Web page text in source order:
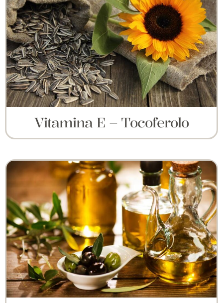
Vitamina E – Tocoferolo